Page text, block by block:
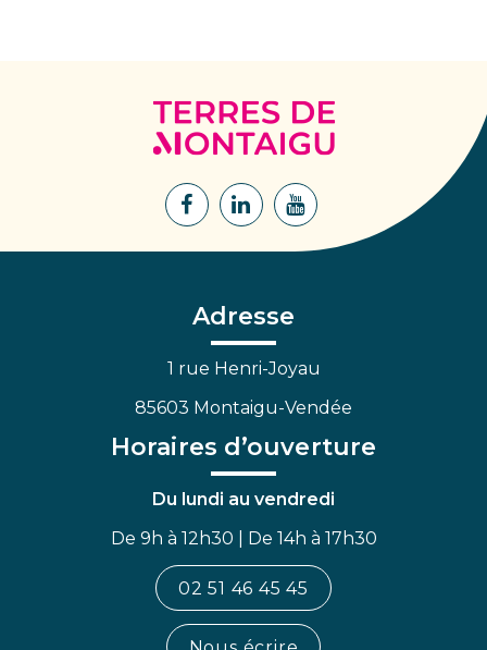
Terres
de
Lien
Facebook
Lien
Lien
Adresse
1 rue Henri-Joyau
85603 Montaigu-Vendée
Horaires d’ouverture
Du lundi au vendredi
De 9h à 12h30 | De 14h à 17h30
02 51 46 45 45